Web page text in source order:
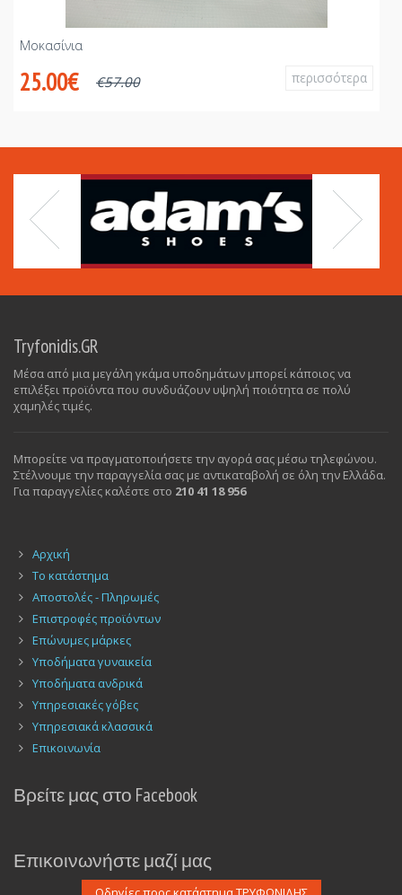
Μοκασίνια
25.00€ €57.00 περισσότερα
Tryfonidis.GR
Μέσα από μια μεγάλη γκάμα υποδημάτων μπορεί κάποιος να
επιλέξει προϊόντα που συνδυάζουν υψηλή ποιότητα σε πολύ
χαμηλές τιμές.
Μπορείτε να πραγματοποιήσετε την αγορά σας μέσω τηλεφώνου.
Στέλνουμε την παραγγελία σας με αντικαταβολή σε όλη την Ελλάδα.
Για παραγγελίες καλέστε στο 210 41 18 956
Αρχική
Το κατάστημα
Αποστολές - Πληρωμές
Επιστροφές προϊόντων
Επώνυμες μάρκες
Υποδήματα γυναικεία
Υποδήματα ανδρικά
Υπηρεσιακές γόβες
Υπηρεσιακά κλασσικά
Επικοινωνία
Βρείτε μας στο Facebook
Επικοινωνήστε μαζί μας